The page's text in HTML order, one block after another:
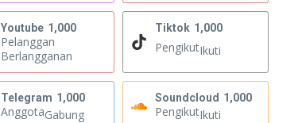
Youtube 1,000
Pelanggan
Berlangganan
Tiktok 1,000
PengikutIkuti
Telegram 1,000
AnggotaGabung
Soundcloud 1,000
PengikutIkuti